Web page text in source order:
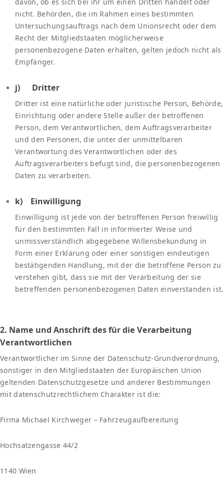
nicht. Behörden, die im Rahmen eines bestimmten
Untersuchungsauftrags nach dem Unionsrecht oder dem
Recht der Mitgliedstaaten möglicherweise
personenbezogene Daten erhalten, gelten jedoch nicht als
Empfänger.
j) Dritter
Dritter ist eine natürliche oder juristische Person, Behörde,
Einrichtung oder andere Stelle außer der betroffenen
Person, dem Verantwortlichen, dem Auftragsverarbeiter
und den Personen, die unter der unmittelbaren
Verantwortung des Verantwortlichen oder des
Auftragsverarbeiters befugt sind, die personenbezogenen
Daten zu verarbeiten.
k) Einwilligung
Einwilligung ist jede von der betroffenen Person freiwillig
für den bestimmten Fall in informierter Weise und
unmissverständlich abgegebene Willensbekundung in
Form einer Erklärung oder einer sonstigen eindeutigen
bestätigenden Handlung, mit der die betroffene Person zu
verstehen gibt, dass sie mit der Verarbeitung der sie
betreffenden personenbezogenen Daten einverstanden ist.
2. Name und Anschrift des für die Verarbeitung
Verantwortlichen
Verantwortlicher im Sinne der Datenschutz-Grundverordnung,
sonstiger in den Mitgliedstaaten der Europäischen Union
geltenden Datenschutzgesetze und anderer Bestimmungen
mit datenschutzrechtlichem Charakter ist die:
Firma Michael Kirchweger – Fahrzeugaufbereitung
Hochsatzengasse 44/2
1140 Wien